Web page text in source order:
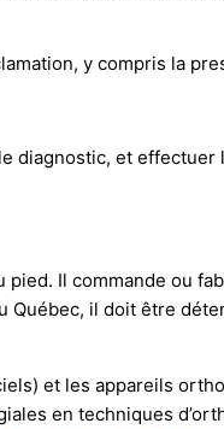
y compris la
diagnostic, et
Il commande ou
il doit être
et les appareils
en techniques